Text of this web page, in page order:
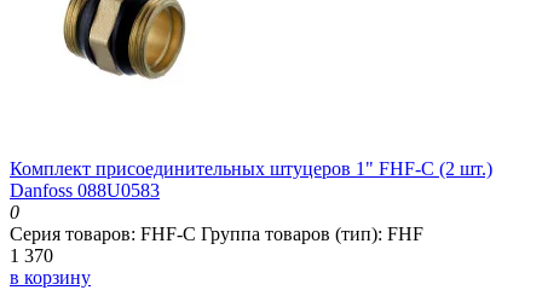
Комплект присоединительных штуцеров 1" FHF-C (2 шт.)
Danfoss 088U0583
0
Серия товаров: FHF-C Группа товаров (тип): FHF
1 370
в корзину